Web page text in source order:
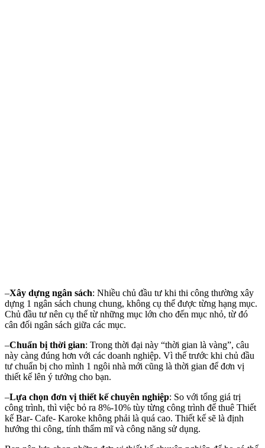
–Xây dựng ngân sách: Nhiều chủ đầu tư khi thi công thường xây
dựng 1 ngân sách chung chung, không cụ thể được từng hạng mục.
Chủ đầu tư nên cụ thể từ những mục lớn cho đến mục nhỏ, từ đó
cân đối ngân sách giữa các mục.
–Chuẩn bị thời gian: Trong thời đại này “thời gian là vàng”, câu
này càng đúng hơn với các doanh nghiệp. Vì thế trước khi chủ đầu
tư chuẩn bị cho mình 1 ngôi nhà mới cũng là thời gian để đơn vị
thiết kế lên ý tưởng cho bạn.
–Lựa chọn đơn vị thiết kế chuyên nghiệp: So với tổng giá trị
công trình, thì việc bỏ ra 8%-10% tùy từng công trình để thuê Thiết
kế Bar- Cafe- Karoke không phải là quá cao. Thiết kế sẽ là định
hướng thi công, tính thẩm mĩ và công năng sử dụng.